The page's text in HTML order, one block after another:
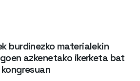
burdinezko materialekin
azkenetako ikerketa bat